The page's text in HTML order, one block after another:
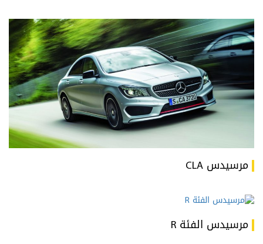
مرسيدس CLA
مرسيدس الفئة R